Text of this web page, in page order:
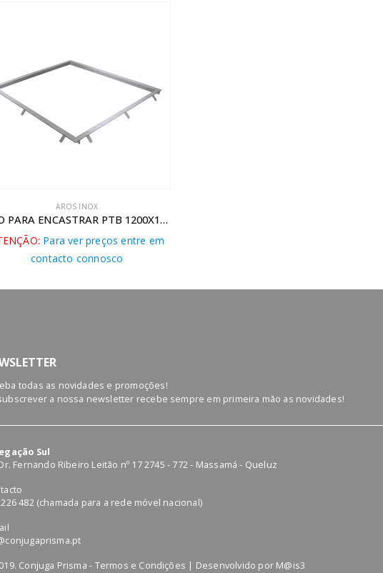
AROS INOX
ARO PARA ENCASTRAR PTB 1200X1200
Para ver preços entre em
contacto connosco
todas as novidades e promoções!
a nossa newsletter recebe sempre em primeira mão as novidades!
Sul
Fernando Ribeiro Leitão nº 17 2745 - 772 - Massamá - Queluz
226 482 (chamada para a rede móvel nacional)
Conjuga Prisma - Termos e Condições | Desenvolvido por M@is3